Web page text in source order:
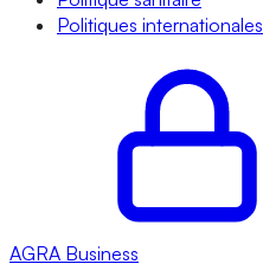
Politiques internationales
AGRA Business